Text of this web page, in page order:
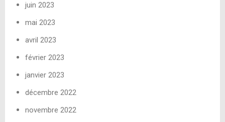
juin 2023
mai 2023
avril 2023
février 2023
janvier 2023
décembre 2022
novembre 2022